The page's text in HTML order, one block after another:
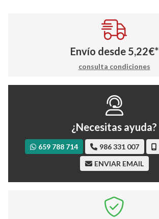
Envío desde 5,22€*
consulta condiciones
¿Necesitas ayuda?
659 788 714 986 331 007
ENVIAR EMAIL